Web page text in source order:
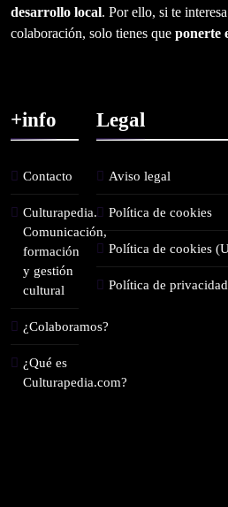
desarrollo local. Por ello, si te
colaboración, solo tienes que ponerte
+info
Contacto
Culturapedia.
Comunicación,
formación
y gestión
cultural
¿Colaboramos?
¿Qué es
Culturapedia.com?
Legal
Aviso legal
Política de cookies
Política de cookies
Política de privacidad